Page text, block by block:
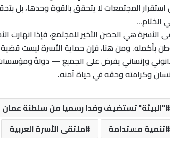
استقرار المجتمعات لا يتحقق بالقوة وحدها، بل
الختام…
الأسرة هي الحصن الأخير للمجتمع، فإذا انهارت
بأكمله. ومن هنا، فإن حماية الأسرة ليست
وإنساني يفرض على الجميع — دولةً
وكرامته وحقه في حياة آمنه.
"البيئة" تستضيف وفدًا رسميًا من سلطنة عمان
تنمية مستدامة
ملتقى الأسرة العربية